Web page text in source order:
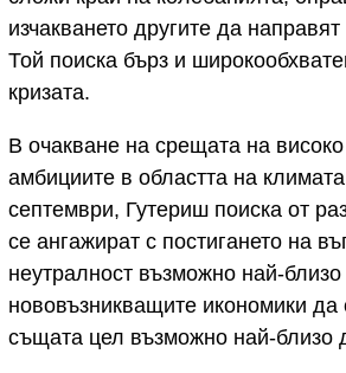
изчакването другите да
Той поиска бърз и
кризата.
В очакване на срещата на
амбициите в областта на
септември, Гутериш поиска от
се ангажират с постигането на
неутралност възможно най-
нововъзникващите икономики да
същата цел възможно най-близо